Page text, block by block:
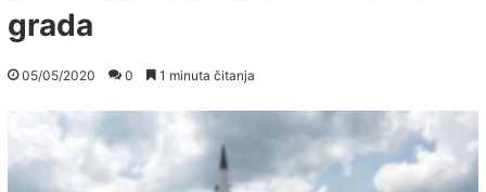
grada
05/05/2020 0 1 minuta čitanja